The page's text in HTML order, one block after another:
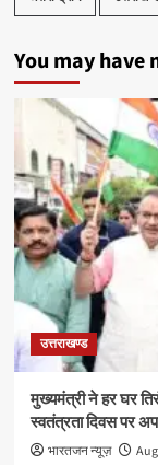
You may have
उत्तराखण्ड
मुख्यमंत्री ने हर घर
स्वतंत्रता दिवस पर
भारतजन न्यूज़